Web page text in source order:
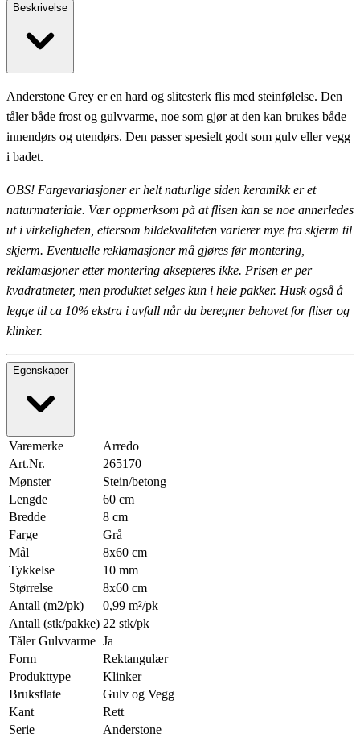
Beskrivelse
Anderstone Grey er en hard og slitesterk flis med steinfølelse. Den
tåler både frost og gulvvarme, noe som gjør at den kan brukes både
innendørs og utendørs. Den passer spesielt godt som gulv eller vegg
i badet.
OBS! Fargevariasjoner er helt naturlige siden keramikk er et
naturmateriale. Vær oppmerksom på at flisen kan se noe annerledes
ut i virkeligheten, ettersom bildekvaliteten varierer mye fra skjerm til
skjerm. Eventuelle reklamasjoner må gjøres før montering,
reklamasjoner etter montering aksepteres ikke. Prisen er per
kvadratmeter, men produktet selges kun i hele pakker. Husk også å
legge til ca 10% ekstra i avfall når du beregner behovet for fliser og
klinker.
Egenskaper
Varemerke
Arredo
Art.Nr.
265170
Mønster
Stein/betong
Lengde
60 cm
Bredde
8 cm
Farge
Grå
Mål
8x60 cm
Tykkelse
10 mm
Størrelse
8x60 cm
Antall (m2/pk)
0,99 m²/pk
Antall (stk/pakke) 22 stk/pk
Tåler Gulvvarme Ja
Form
Rektangulær
Produkttype
Klinker
Bruksflate
Gulv og Vegg
Kant
Rett
Serie
Anderstone